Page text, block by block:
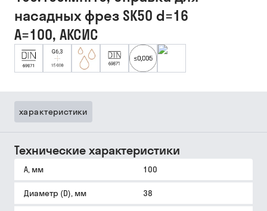
насадных фрез SK50 d=16
A=100, АКСИС
характеристики
Технические характеристики
A, мм 100
Диаметр (D), мм 38